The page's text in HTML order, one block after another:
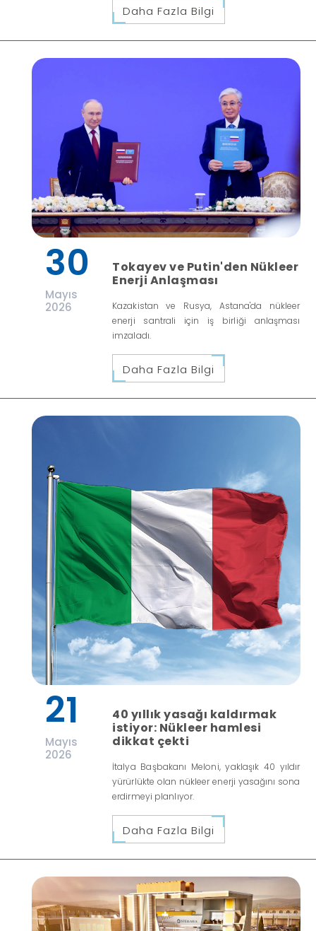
Daha Fazla Bilgi
30
Mayıs
2026
Tokayev ve Putin'den Nükleer
Enerji Anlaşması
Kazakistan ve Rusya, Astana'da nükleer
enerji santrali için iş birliği anlaşması
imzaladı.
Daha Fazla Bilgi
21
Mayıs
2026
40 yıllık yasağı kaldırmak
istiyor: Nükleer hamlesi
dikkat çekti
İtalya Başbakanı Meloni, yaklaşık 40 yıldır
yürürlükte olan nükleer enerji yasağını sona
erdirmeyi planlıyor.
Daha Fazla Bilgi